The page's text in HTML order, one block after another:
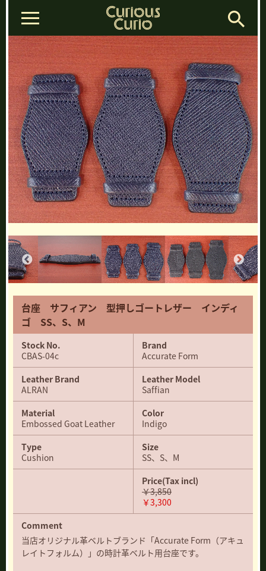
台座 サフィアン 型押しゴートレザー インディ
ゴ SS、S、M
Stock No.
CBAS-04c
Brand
Accurate Form
Leather Brand
ALRAN
Leather Model
Saffian
Material
Embossed Goat Leather
Color
Indigo
Type
Cushion
Size
SS、S、M
Price(Tax incl)
￥3,850
￥3,300
Comment
当店オリジナル革ベルトブランド「Accurate Form（アキュ
レイトフォルム）」の時計革ベルト用台座です。